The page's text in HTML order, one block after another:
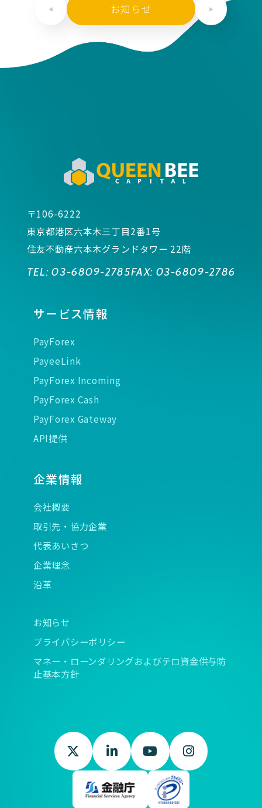
お知らせ
〒106-6222
東京都港区六本木三丁目2番1号
住友不動産六本木グランドタワー 22階
TEL: 03-6809-2785FAX: 03-6809-2786
サービス情報
PayForex
PayeeLink
PayForex Incoming
PayForex Cash
PayForex Gateway
API提供
企業情報
会社概要
取引先・協力企業
代表あいさつ
企業理念
沿革
お知らせ
プライバシーポリシー
マネー・ローンダリングおよびテロ資金供与防
止基本方針